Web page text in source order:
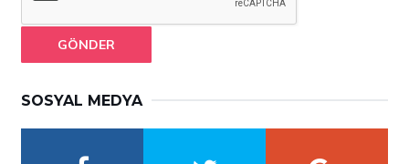
GÖNDER
SOSYAL MEDYA